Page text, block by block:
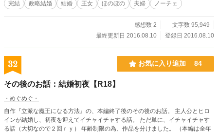
いました。 ■続編としてスピンオフ作品『つよがり王女
少々ハードで痛みを伴う描写があるときは★を、ほのぼのと
した描写のときは☆をつけておきますので、あらかじめご了
完結 政略結婚 結婚 王女 ほのぼの 夫婦 ノーチェ
感想数 2
文字数 95,949
最終更新日 2016.08.10
登録日 2016.08.10
32 お気に入り追加 84
その後のお話：結婚初夜【R18】
・めぐめぐ・
自作『立派な魔王になる方法』の、本編終了後のその後のお話。 主人公とヒロ
インが結婚し、初夜を迎えてイチャイチャする話。 ただ単に、イチャイチャす
る話（大切なので２回ｒｙ） 年齢制限の為、作品を分けました。 （本編は全年